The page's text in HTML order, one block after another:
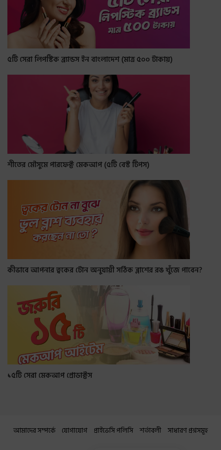
৫টি সেরা লিপস্টিক ব্র্যান্ডস ইন বাংলাদেশ (মাত্র ৫০০ টাকায়)
শীতের মৌসুমে পারফেক্ট মেকআপ (৫টি বেস্ট টিপস)
কীভাবে আপনার ত্বকের টোন অনুযায়ী সঠিক ব্লাশের রঙ খুঁজে পাবেন?
১৫টি সেরা মেকআপ প্রোডাক্টস
আমাদের সম্পর্কে যোগাযোগ প্রাইভেসি পলিসি শর্তাবলী সাধারণ প্রশ্নসমূহ